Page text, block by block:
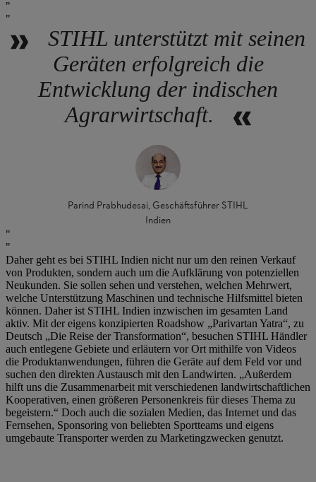
STIHL unterstützt mit seinen
Geräten erfolgreich die
Entwicklung der indischen
Agrarwirtschaft.
Parind Prabhudesai, Geschäftsführer STIHL
Indien
Daher geht es bei STIHL Indien nicht nur um den reinen Verkauf
von Produkten, sondern auch um die Aufklärung von potenziellen
Neukunden. Sie sollen sehen und verstehen, welchen Mehrwert,
welche Unterstützung Maschinen und technische Hilfsmittel bieten
können. Daher ist STIHL Indien inzwischen im gesamten Land
aktiv. Mit der eigens konzipierten Roadshow „Parivartan Yatra“, zu
Deutsch „Die Reise der Transformation“, besuchen STIHL Händler
auch entlegene Gebiete und erläutern vor Ort mithilfe von Videos
die Produktanwendungen, führen die Geräte auf dem Feld vor und
suchen den direkten Austausch mit den Landwirten. „Außerdem
hilft uns die Zusammenarbeit mit verschiedenen landwirtschaftlichen
Kooperativen, einen größeren Personenkreis für dieses Thema zu
begeistern.“ Doch auch die sozialen Medien, das Internet und das
Fernsehen, Sponsoring von beliebten Sportteams und eigens
umgebaute Transporter werden zu Marketingzwecken genutzt.